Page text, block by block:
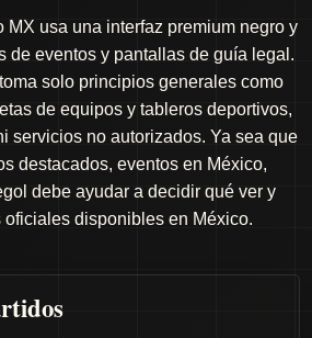
MX usa una interfaz premium negro y
de eventos y pantallas de guía legal.
solo principios generales como
de equipos y tableros deportivos,
servicios no autorizados. Ya sea que
destacados, eventos en México,
debe ayudar a decidir qué ver y
disponibles en México.